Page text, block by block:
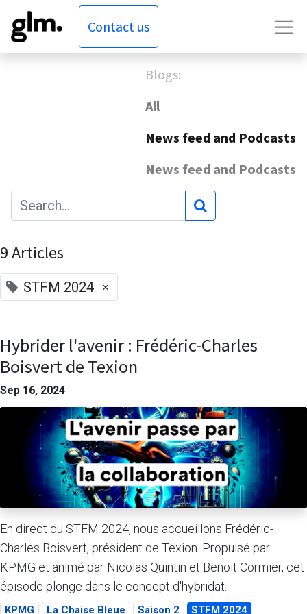
Contact us
Blogs:
All
News feed and Podcasts
News feed and Podcasts
9 Articles
STFM 2024 ×
Hybrider l'avenir : Frédéric-Charles
Boisvert de Texion
Sep 16, 2024
En direct du STFM 2024, nous accueillons Frédéric-
Charles Boisvert, président de Texion. Propulsé par
KPMG et animé par Nicolas Quintin et Benoit Cormier, cet
épisode plonge dans le concept d'hybridat...
KPMG La Chaise Bleue Saison 2 STFM 2024